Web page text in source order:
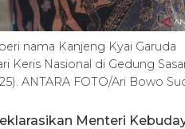
nama Kanjeng Kyai Garuda
Keris Nasional di Gedung
ANTARA FOTO/Ari Bowo
Menteri